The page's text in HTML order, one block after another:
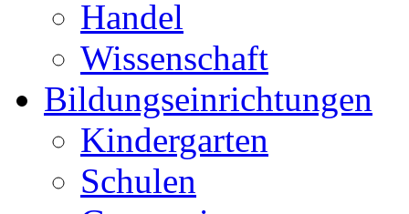
Handel
Wissenschaft
Bildungseinrichtungen
Kindergarten
Schulen